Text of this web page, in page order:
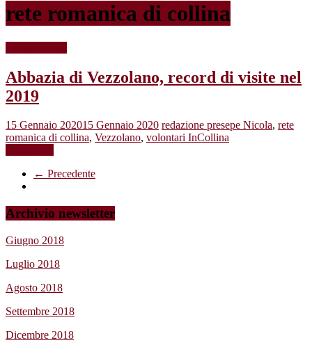
rete romanica di collina
Abbazia di Vezzolano, record di visite nel
2019
15 Gennaio 202015 Gennaio 2020 redazione presepe Nicola, rete
romanica di collina, Vezzolano, volontari InCollina
← Precedente
Archivio newsletter
Giugno 2018
Luglio 2018
Agosto 2018
Settembre 2018
Dicembre 2018